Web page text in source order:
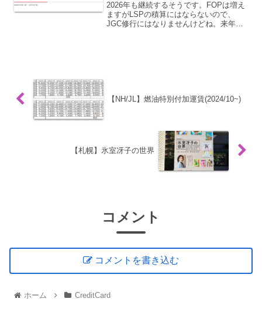
2026年も継続するそうです。FOPは増え
ますがLSPの積算にはならないので、
JGC修行にはなりませんけどね。来年も
【NH/JL】燃油特別付加運賃(2024/10~)
【札幌】氷室冴子の世界
コメント
コメントを書き込む
ホーム CreditCard